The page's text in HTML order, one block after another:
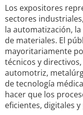
Los expositores
sectores
la automatización,
de materiales. El
mayoritariamente
técnicos y
automotriz,
de tecnología
hacer que los
eficientes, digitales